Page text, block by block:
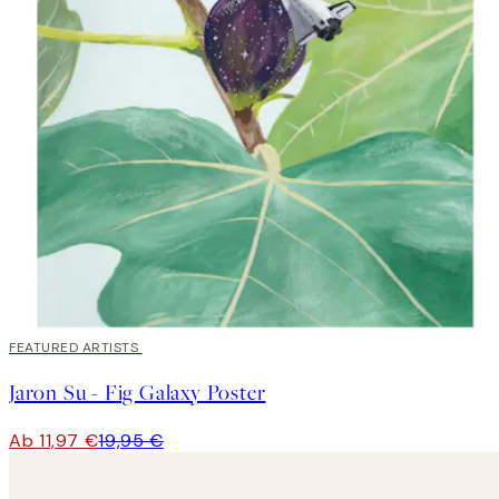
40%*
FEATURED ARTISTS
Jaron Su - Fig Galaxy Poster
Ab 11,97 €19,95 €